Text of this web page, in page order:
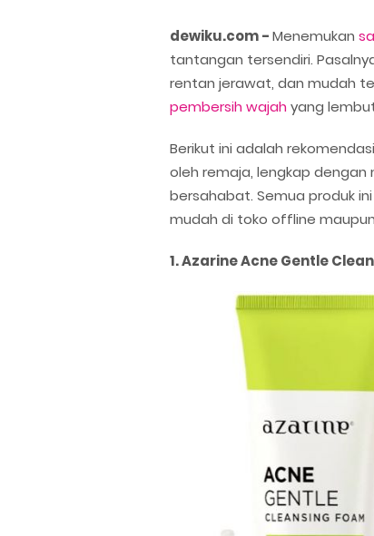
dewiku.com -Menemukan
tantangan tersendiri.
rentan jerawat, dan mudah
pembersih wajah yang
Berikut ini adalah
oleh remaja, lengkap
bersahabat. Semua produk
mudah di toko offline
1. Azarine Acne Gentle